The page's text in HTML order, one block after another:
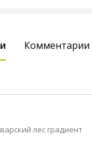
лес градиент